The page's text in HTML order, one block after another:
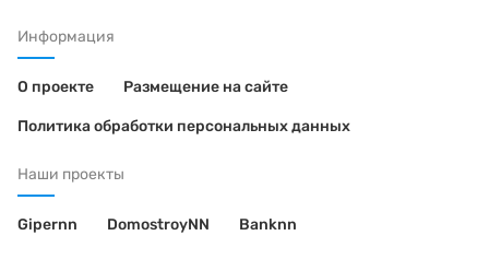
Информация
О проекте Размещение на сайте
Политика обработки персональных данных
Наши проекты
Gipernn DomostroyNN Banknn